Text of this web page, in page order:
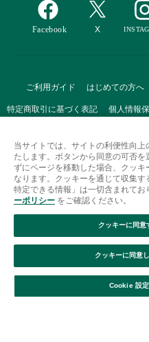
絞り込み
ご利用ガイド はじめての方へ
特定商取引に基づく表記 個人情報
Afternoon Tea(アフタヌーンティ
は、
キッチン・ダイニングなどの生活
毎日新商品をご用意
当サイトでは、サイトの利便性向
たします。ボタンから同意の可否
ずにページを移動した場合、クッキ
なります。クッキーを通じて収集
特定できる情報」は一切含まれてお
ーポリシー をご確認ください。
Cookie 設定
クッキーに同意
クッキーに同意